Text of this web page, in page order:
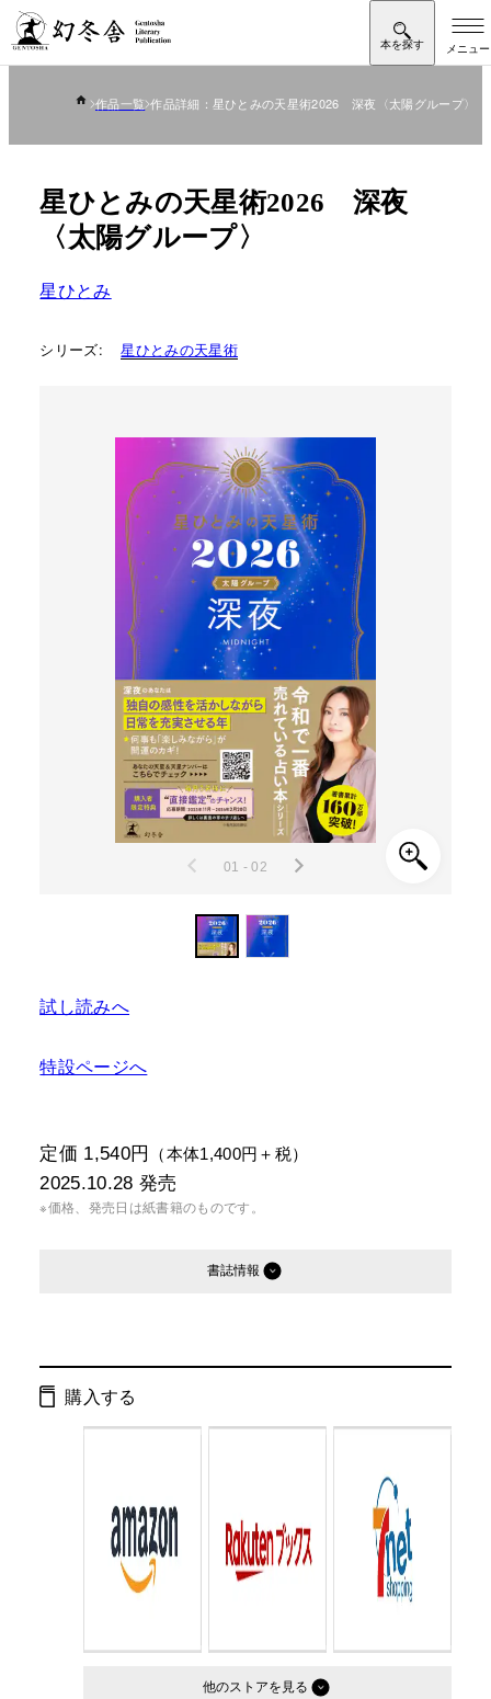
作品一覧 作品詳細：星ひとみの天星術2026 深夜〈太陽グループ〉
星ひとみの天星術2026 深夜
〈太陽グループ〉
星ひとみ
シリーズ: 星ひとみの天星術
01 - 02
試し読みへ
特設ページへ
定価 1,540円 （本体1,400円＋税）
2025.10.28 発売
※価格、発売日は紙書籍のものです。
書誌情報
ページ数：
判型： B6判変型
購入する
他のストア